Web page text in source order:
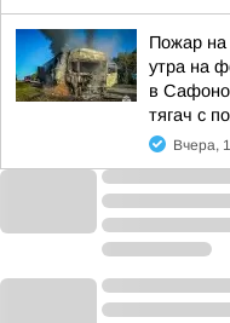
Пожар на
утра на
в
тягач с
Вчера,